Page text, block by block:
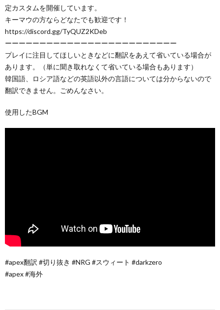
定カスタムを開催しています。
キーマウの方ならどなたでも歓迎です！
https://discord.gg/TyQUZ2KDeb
ーーーーーーーーーーーーーーーーーーーーーーーーー
プレイに注目してほしいときなどに翻訳をあえて省いている場合が
あります。（単に聞き取れなくて省いている場合もあります）
韓国語、ロシア語などの英語以外の言語については分からないので
翻訳できません。ごめんなさい。
使用したBGM
#apex翻訳 #切り抜き #NRG #スウィート #darkzero
#apex #海外